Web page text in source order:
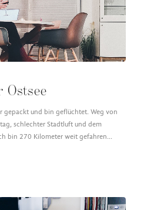
Ostsee
gepackt und bin geflüchtet. Weg von
schlechter Stadtluft und dem
bin 270 Kilometer weit gefahren…